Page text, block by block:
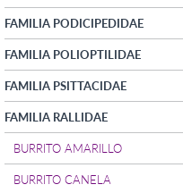
FAMILIA PODICIPEDIDAE
FAMILIA POLIOPTILIDAE
FAMILIA PSITTACIDAE
FAMILIA RALLIDAE
BURRITO AMARILLO
BURRITO CANELA